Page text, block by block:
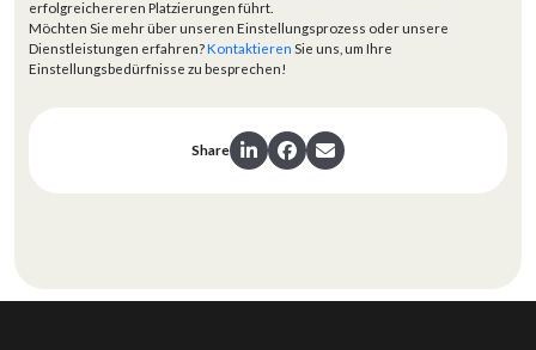
erfolgreichereren Platzierungen führt.
Möchten Sie mehr über unseren Einstellungsprozess oder unsere
Dienstleistungen erfahren?Kontaktieren Sie uns, um Ihre
Einstellungsbedürfnisse zu besprechen!
Share